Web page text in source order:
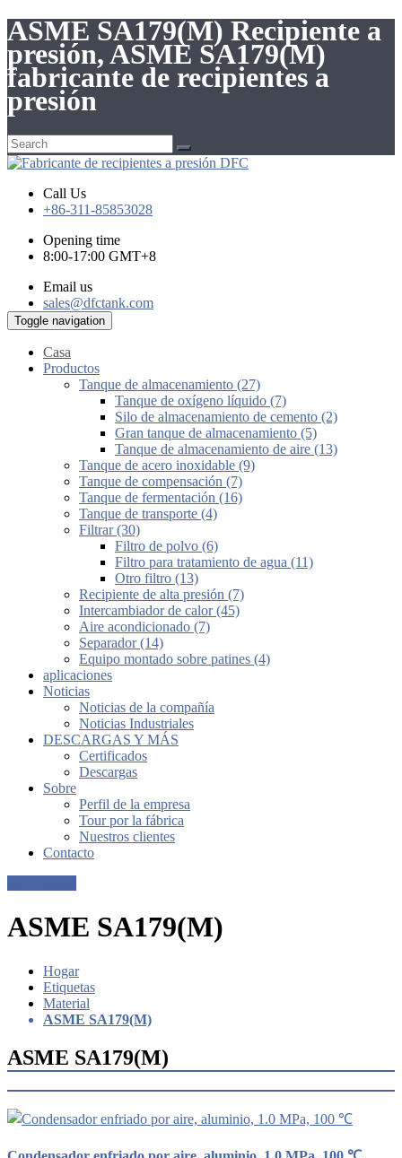
ASME SA179(M) Recipiente a
presión, ASME SA179(M)
fabricante de recipientes a
presión
Call Us
+86-311-85853028
Opening time
8:00-17:00 GMT+8
Email us
sales@dfctank.com
Toggle navigation
Casa
Productos
Tanque de almacenamiento (27)
Tanque de oxígeno líquido (7)
Silo de almacenamiento de cemento (2)
Gran tanque de almacenamiento (5)
Tanque de almacenamiento de aire (13)
Tanque de acero inoxidable (9)
Tanque de compensación (7)
Tanque de fermentación (16)
Tanque de transporte (4)
Filtrar (30)
Filtro de polvo (6)
Filtro para tratamiento de agua (11)
Otro filtro (13)
Recipiente de alta presión (7)
Intercambiador de calor (45)
Aire acondicionado (7)
Separador (14)
Equipo montado sobre patines (4)
aplicaciones
Noticias
Noticias de la compañía
Noticias Industriales
DESCARGAS Y MÁS
Certificados
Descargas
Sobre
Perfil de la empresa
Tour por la fábrica
Nuestros clientes
Contacto
ASME SA179(M)
Hogar
Etiquetas
Material
ASME SA179(M)
ASME SA179(M)